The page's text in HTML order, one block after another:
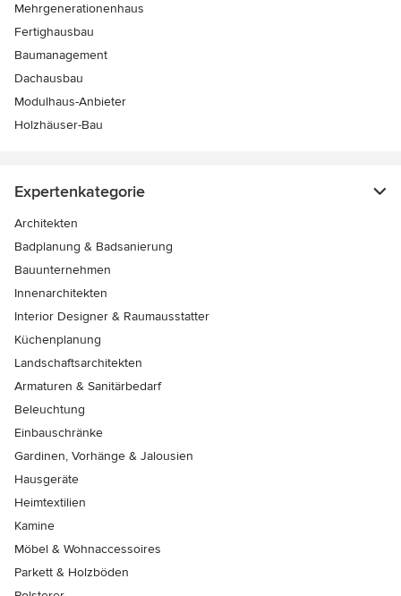
Mehrgenerationenhaus
Fertighausbau
Baumanagement
Dachausbau
Modulhaus-Anbieter
Holzhäuser-Bau
Expertenkategorie
Architekten
Badplanung & Badsanierung
Bauunternehmen
Innenarchitekten
Interior Designer & Raumausstatter
Küchenplanung
Landschaftsarchitekten
Armaturen & Sanitärbedarf
Beleuchtung
Einbauschränke
Gardinen, Vorhänge & Jalousien
Hausgeräte
Heimtextilien
Kamine
Möbel & Wohnaccessoires
Parkett & Holzböden